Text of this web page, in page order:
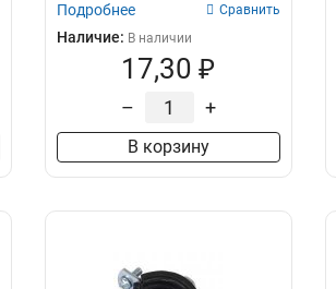
Подробнее Сравнить
Наличие: В наличии
17,30 ₽
– +
В корзину